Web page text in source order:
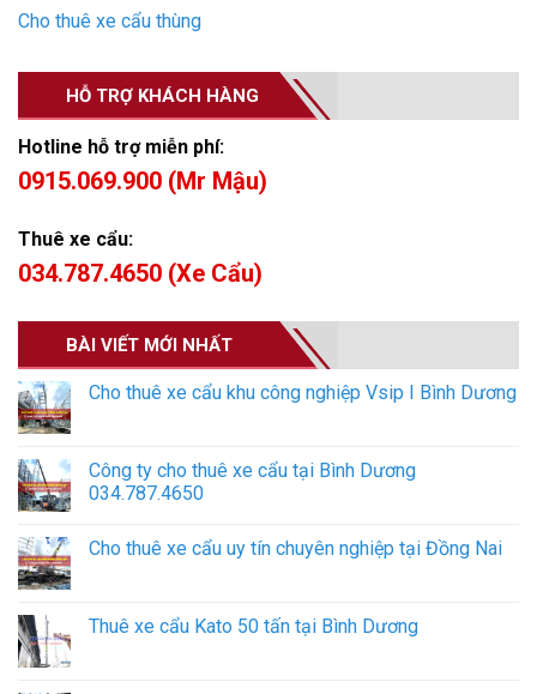
Cho thuê xe cẩu thùng
HỖ TRỢ KHÁCH HÀNG
Hotline hỗ trợ miễn phí:
0915.069.900 (Mr Mậu)
Thuê xe cẩu:
034.787.4650 (Xe Cẩu)
BÀI VIẾT MỚI NHẤT
Cho thuê xe cẩu khu công nghiệp Vsip I Bình Dương
Công ty cho thuê xe cẩu tại Bình Dương
034.787.4650
Cho thuê xe cẩu uy tín chuyên nghiệp tại Đồng Nai
Thuê xe cẩu Kato 50 tấn tại Bình Dương